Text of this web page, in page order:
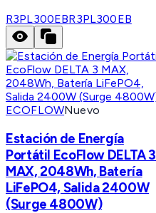
R3PL300EBR3PL300EB
ECOFLOWNuevo
Estación de Energía
Portátil EcoFlow DELTA 3
MAX, 2048Wh, Batería
LiFePO4, Salida 2400W
(Surge 4800W)